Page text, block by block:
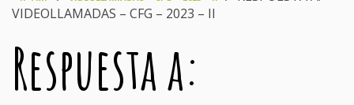
VIDEOLLAMADAS – CFG – 2023 – II
Respuesta a: